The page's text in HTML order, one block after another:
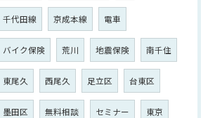
千代田線 京成本線 電車
バイク保険 荒川 地震保険 南千住
東尾久 西尾久 足立区 台東区
墨田区 無料相談 セミナー 東京